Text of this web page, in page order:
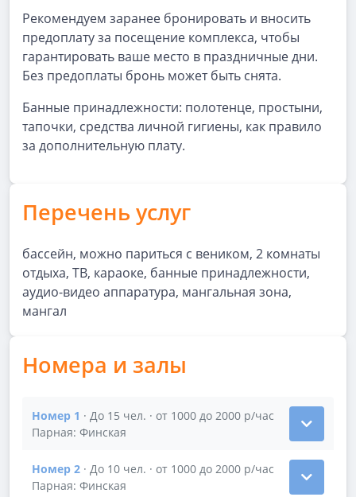
Рекомендуем заранее бронировать и вносить
предоплату за посещение комплекса, чтобы
гарантировать ваше место в праздничные дни.
Без предоплаты бронь может быть снята.
Банные принадлежности: полотенце, простыни,
тапочки, средства личной гигиены, как правило
за дополнительную плату.
Перечень услуг
бассейн, можно париться с веником, 2 комнаты
отдыха, ТВ, караоке, банные принадлежности,
аудио-видео аппаратура, мангальная зона,
мангал
Номера и залы
Номер 1 · До 15 чел. · от 1000 до 2000 р/час
Парная: Финская
Показать подробности зала Номер 1
Номер 2 · До 10 чел. · от 1000 до 2000 р/час
Парная: Финская
Показать подробности зала Номер 2